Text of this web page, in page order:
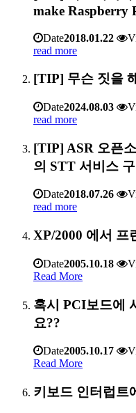
make Raspberry
Date2018.01.22
read more
[TIP] 무슨 짓을
Date2024.08.03
read more
[TIP] ASR 오픈
의 STT 서비스 구
Date2018.07.26
read more
XP/2000 에서 프
Date2005.10.18
Read More
혹시 PCI보드에
요??
Date2005.10.17
Read More
키보드 인터럽트